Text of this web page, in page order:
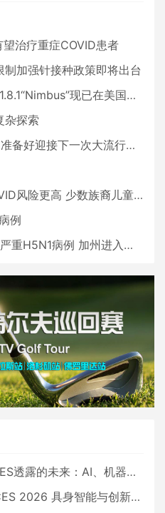
治疗重症COVID患者
加强针接种政策即将出台
现已在美国占据主导地位
杂探索
好迎接下一次大流行了吗？
险更高 少数族裔儿童存在差异
例
病例 加州进入紧急状态
透露的未来：AI、机器人与智能生活大爆发
2026 具身智能与创新领域 中国公司大放异彩